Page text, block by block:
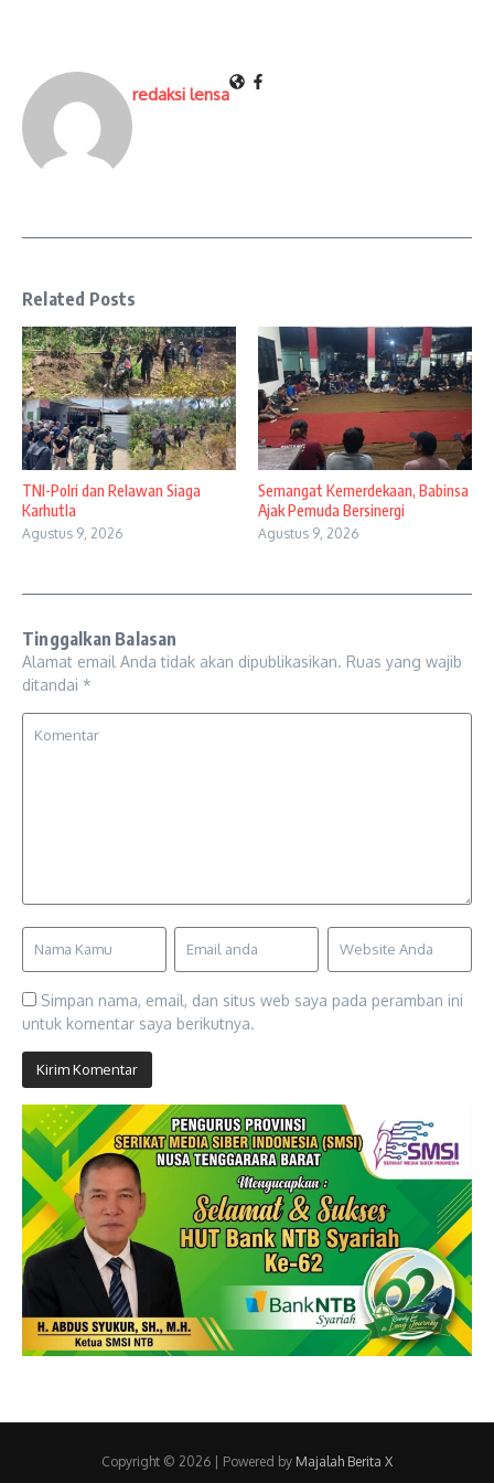
redaksi lensa
Related Posts
TNI-Polri dan Relawan Siaga
Karhutla
Agustus 9, 2026
Semangat Kemerdekaan, Babinsa
Ajak Pemuda Bersinergi
Agustus 9, 2026
Tinggalkan Balasan
Alamat email Anda tidak akan dipublikasikan. Ruas yang wajib
ditandai *
Simpan nama, email, dan situs web saya pada peramban ini
untuk komentar saya berikutnya.
Copyright © 2026 | Powered by Majalah Berita X